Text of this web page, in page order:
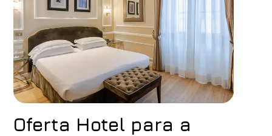
Oferta Hotel para a